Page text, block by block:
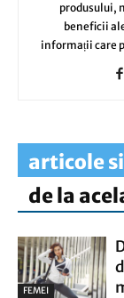
produsului,
beneficii
informații care
articole
de la
FEMEI